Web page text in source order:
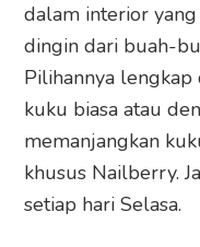
dalam interior
dingin dari buah-
Pilihannya
kuku biasa atau
memanjangkan
khusus Nailberry.
setiap hari Selasa.